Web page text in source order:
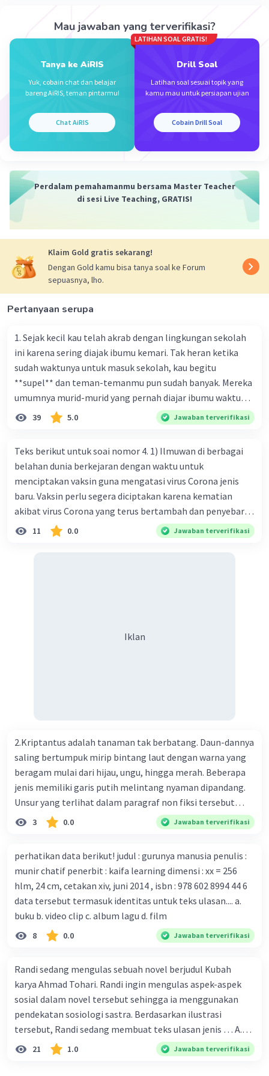
Iklan
Mau jawaban yang terverifikasi?
Tanya ke AiRIS
Yuk, cobain chat dan belajar
bareng AiRIS, teman pintarmu!
Chat AiRIS
LATIHAN SOAL GRATIS!
Drill Soal
Latihan soal sesuai topik yang
kamu mau untuk persiapan ujian
Cobain Drill Soal
Perdalam pemahamanmu bersama Master Teacher
di sesi Live Teaching, GRATIS!
Klaim Gold gratis sekarang!
Dengan Gold kamu bisa tanya soal ke Forum
sepuasnya, lho.
Pertanyaan serupa
1. Sejak kecil kau telah akrab dengan lingkungan sekolah
ini karena sering diajak ibumu kemari. Tak heran ketika
sudah waktunya untuk masuk sekolah, kau begitu
**supel** dan teman-temanmu pun sudah banyak. Mereka
umumnya murid-murid yang pernah diajar ibumu waktu
kelas satu. Sedangkan aku? Aku waktu itu baru saja pindah
ke kota kecil ini. Makna kata bercetak tebal dalam kutipan
baik
39 5.0 Jawaban terverifikasi
Teks berikut untuk soai nomor 4. 1) Ilmuwan di berbagai
belahan dunia berkejaran dengan waktu untuk
menciptakan vaksin guna mengatasi virus Corona jenis
baru. Vaksin perlu segera diciptakan karena kematian
akibat virus Corona yang terus bertambah dan penyebaran
virus yang kian meluas. 2) Pada Jum'at (7-2-2020), Komisi
Kesehatan Nasional Cina mencatat jumlah kematian
ilmuwan bekerja dalam kecepatan penuh untuk
bersama sejumlah perusahaan biotek dan vaksin.
Beberapa waktu lalu, Kepala Laboratorium Identifikasi
Virus dari Institut Peter Doherty untuk Infeksi dan
kekebalan, Melbourne, Julian Druce, menyatakan mereka
mengembangkan virus Corona versi laboratorium dari
tubuh pasien yang terinfeksi untuk uji coba. Tanggapan
yang sesuai dengan berita tersebut adalah ... A.
serangan virus Corona dengan menemukan vaksin virus
tersebut. B. Para ilmuan perlu segera mempelajari virus
corona yang menjadi masalah besar bagi kesehatan dunia
karena persebarannya sangat cepat. C. Masyarakat perlu
mawas diri dan menjaga kesehatan dalam menghadapi
serangan virus corona yang mulai menyebar di Indonesia,
D. Virus corona menjadi masalah besar bagi kesehatan
11 0.0 Jawaban terverifikasi
Iklan
2.Kriptantus adalah tanaman tak berbatang. Daun-dannya
saling bertumpuk mirip bintang laut dengan warna yang
beragam mulai dari hijau, ungu, hingga merah. Beberapa
jenis memiliki garis putih melintang nyaman dipandang.
Unsur yang terlihat dalam paragraf non fiksi tersebut
adalah... A. cara menyajikan isi buku B. bahasa yang
digunakan C. tokoh dan penokohan D. penyajian alur cerita
3 0.0 Jawaban terverifikasi
perhatikan data berikut! judul : gurunya manusia penulis :
munir chatif penerbit : kaifa learning dimensi : xx = 256
hlm, 24 cm, cetakan xiv, juni 2014 , isbn : 978 602 8994 44 6
data tersebut termasuk identitas untuk teks ulasan.... a.
buku b. video clip c. album lagu d. film
8 0.0 Jawaban terverifikasi
Randi sedang mengulas sebuah novel berjudul Kubah
karya Ahmad Tohari. Randi ingin mengulas aspek-aspek
sosial dalam novel tersebut sehingga ia menggunakan
pendekatan sosiologi sastra. Berdasarkan ilustrasi
tersebut, Randi sedang membuat teks ulasan jenis … A.
deskriptif B. objektif C. informatif D. kritis
21 1.0 Jawaban terverifikasi